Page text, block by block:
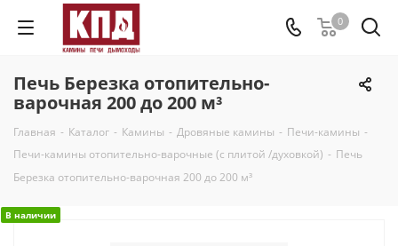
0
Печь Березка отопительно-
варочная 200 до 200 м³
Главная - Каталог - Камины - Дровяные камины - Печи-камины -
Печи-камины отопительно-варочные (с плитой /духовкой) - Печь
Березка отопительно-варочная 200 до 200 м³
В наличии